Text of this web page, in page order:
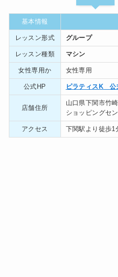
基本情報
レッスン形式 グループ
レッスン種類 マシン
女性専用か 女性専用
公式HP ピラティスK 公
店舗住所
山口県下関市竹
ショッピングセ
アクセス 下関駅より徒歩1